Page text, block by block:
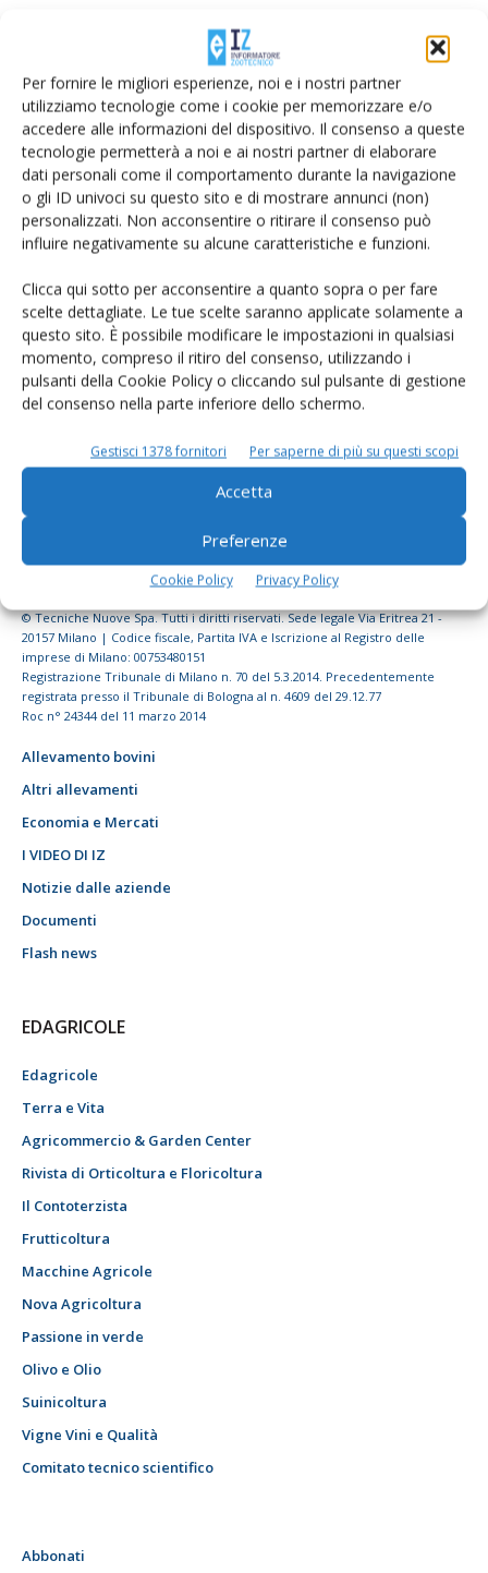
Per fornire le migliori esperienze, noi e i nostri partner
utilizziamo tecnologie come i cookie per memorizzare e/o
accedere alle informazioni del dispositivo. Il consenso a queste
tecnologie permetterà a noi e ai nostri partner di elaborare
dati personali come il comportamento durante la navigazione
o gli ID univoci su questo sito e di mostrare annunci (non)
personalizzati. Non acconsentire o ritirare il consenso può
influire negativamente su alcune caratteristiche e funzioni.
Clicca qui sotto per acconsentire a quanto sopra o per fare
scelte dettagliate. Le tue scelte saranno applicate solamente a
questo sito. È possibile modificare le impostazioni in qualsiasi
momento, compreso il ritiro del consenso, utilizzando i
pulsanti della Cookie Policy o cliccando sul pulsante di gestione
del consenso nella parte inferiore dello schermo.
Gestisci 1378 fornitori Per saperne di più su questi scopi
Accetta
Preferenze
Cookie Policy Privacy Policy
Rimani aggiornato sul mondo
dell’agricoltura
Iscriviti alle nostre newsletter
© Tecniche Nuove Spa. Tutti i diritti riservati. Sede legale Via Eritrea 21 -
20157 Milano | Codice fiscale, Partita IVA e Iscrizione al Registro delle
imprese di Milano: 00753480151
Registrazione Tribunale di Milano n. 70 del 5.3.2014. Precedentemente
registrata presso il Tribunale di Bologna al n. 4609 del 29.12.77
Roc n° 24344 del 11 marzo 2014
Allevamento bovini
Altri allevamenti
Economia e Mercati
I VIDEO DI IZ
Notizie dalle aziende
Documenti
Flash news
EDAGRICOLE
Edagricole
Terra e Vita
Agricommercio & Garden Center
Rivista di Orticoltura e Floricoltura
Il Contoterzista
Frutticoltura
Macchine Agricole
Nova Agricoltura
Passione in verde
Olivo e Olio
Suinicoltura
Vigne Vini e Qualità
Comitato tecnico scientifico
Abbonati